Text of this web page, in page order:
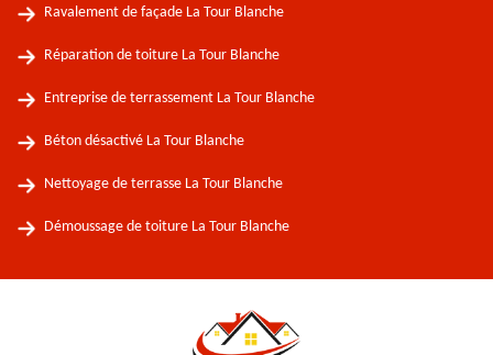
Ravalement de façade La Tour Blanche
Réparation de toiture La Tour Blanche
Entreprise de terrassement La Tour Blanche
Béton désactivé La Tour Blanche
Nettoyage de terrasse La Tour Blanche
Démoussage de toiture La Tour Blanche